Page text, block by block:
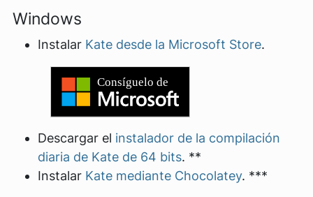
Windows
Instalar Kate desde la Microsoft Store.
Descargar el instalador de la compilación
diaria de Kate de 64 bits. **
Instalar Kate mediante Chocolatey. ***